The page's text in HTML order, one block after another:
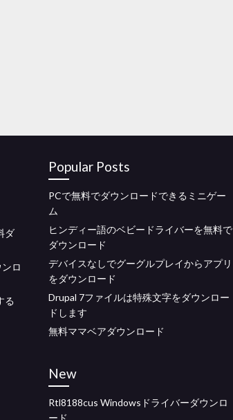
ダ
ロ
る
Popular Posts
PCで無料でダウンロードできるミニゲー
ム
ヒンディー語のベビードライバーを無料で
ダウンロード
デバイスなしでグーグルプレイからアプリ
をダウンロード
Drupal 7ファイルは特殊文字をダウンロー
ドします
無料ママベアダウンロード
New
Rtl8188cus Windowsドライバーダウンロ
ード